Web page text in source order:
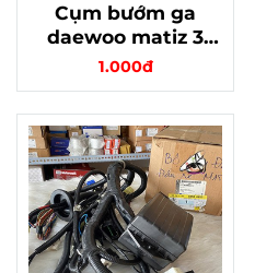
Cụm bướm ga
daewoo matiz 3
spark m200 chính
hãng gm mã
25185782
1.000đ